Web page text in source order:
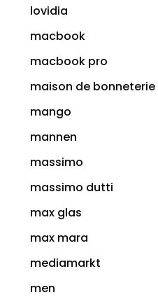
lovidia
macbook
macbook pro
maison de bonneterie
mango
mannen
massimo
massimo dutti
max glas
max mara
mediamarkt
men